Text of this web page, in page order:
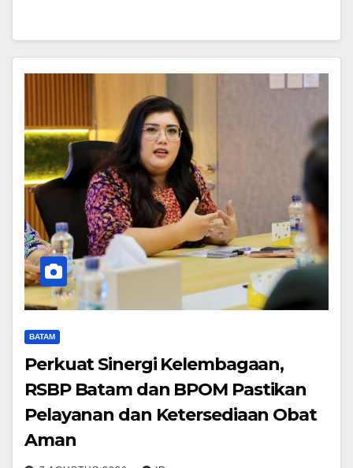
BATAM
Perkuat Sinergi Kelembagaan,
RSBP Batam dan BPOM Pastikan
Pelayanan dan Ketersediaan Obat
Aman